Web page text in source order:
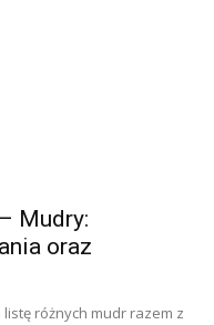
Mudry:
oraz
różnych mudr razem z